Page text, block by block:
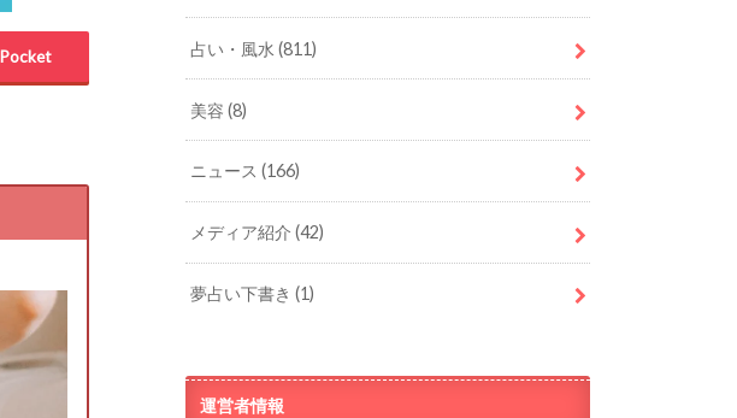
Pocket 占い・風水(811)
美容(8)
ニュース(166)
メディア紹介(42)
夢占い下書き(1)
運営者情報